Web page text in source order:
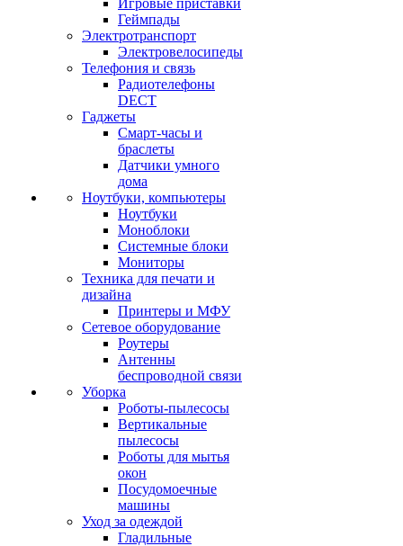
Игровые приставки
Геймпады
Электротранспорт
Электровелосипеды
Телефония и связь
Радиотелефоны
DECT
Гаджеты
Смарт-часы и
браслеты
Датчики умного
дома
Ноутбуки, компьютеры
Ноутбуки
Моноблоки
Системные блоки
Мониторы
Техника для печати и
дизайна
Принтеры и МФУ
Сетевое оборудование
Роутеры
Антенны
беспроводной связи
Уборка
Роботы-пылесосы
Вертикальные
пылесосы
Роботы для мытья
окон
Посудомоечные
машины
Уход за одеждой
Гладильные